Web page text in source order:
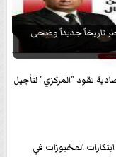
تاريخاً جديداً وضحى
تقود ”المركزي” لتأجيل
المخبوزات في